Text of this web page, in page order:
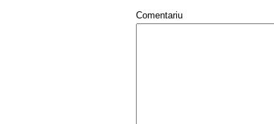
Comentariu